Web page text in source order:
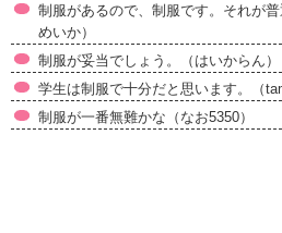
制服があるので、制服です。それが
めいか）
制服が妥当でしょう。（はいからん）
学生は制服で十分だと思います。（
制服が一番無難かな（なお5350）